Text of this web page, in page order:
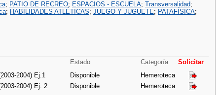
; PATIO DE RECREO; ESPACIOS - ESCUELA; Transversalidad;
; HABILIDADES ATLÉTICAS; JUEGO Y JUGUETE; PATAFÍSICA;
Estado Categoría
Solicitar
2004) Ej.1
Disponible
Hemeroteca
2004) Ej. 2
Disponible Hemeroteca